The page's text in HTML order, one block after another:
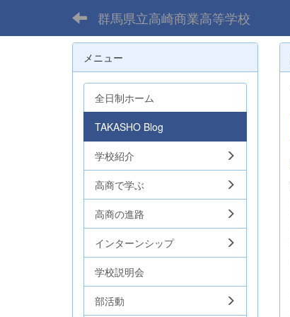
群馬県立高崎商業高等学校
メニュー
全日制ホーム
TAKASHO Blog
学校紹介
高商で学ぶ
高商の進路
インターンシップ
学校説明会
部活動